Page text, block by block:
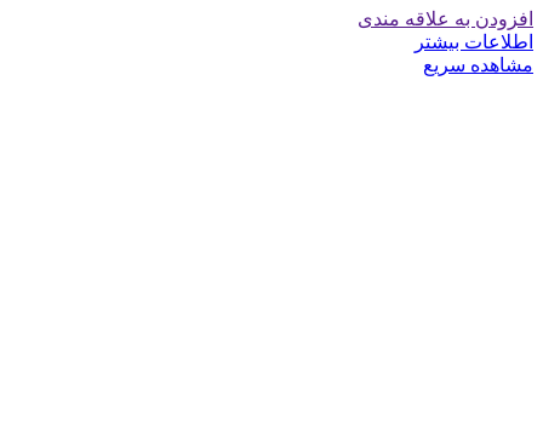
افزودن به علاقه مندی
اطلاعات بیشتر
مشاهده سریع